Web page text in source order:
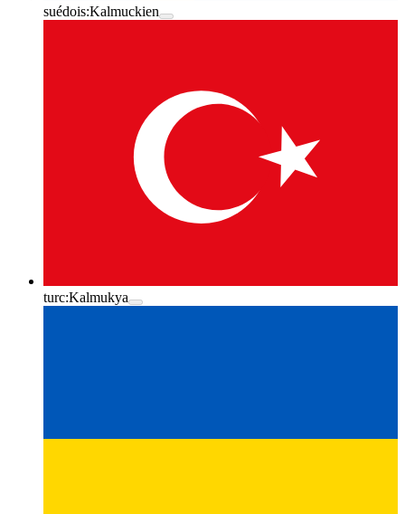
suédois:Kalmuckien
turc:Kalmukya